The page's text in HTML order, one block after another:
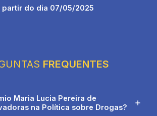
partir do dia 07/05/2025
FREQUENTES
Maria Lucia Pereira de
na Política sobre Drogas?